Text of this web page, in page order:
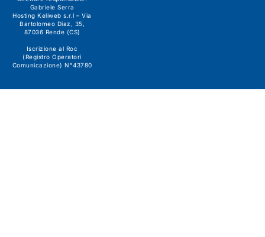
Gabriele Serra
Hosting Keliweb s.r.l – Via
Bartolomeo Diaz, 35,
87036 Rende (CS)
Iscrizione al Roc
(Registro Operatori
Comunicazione) N°43780